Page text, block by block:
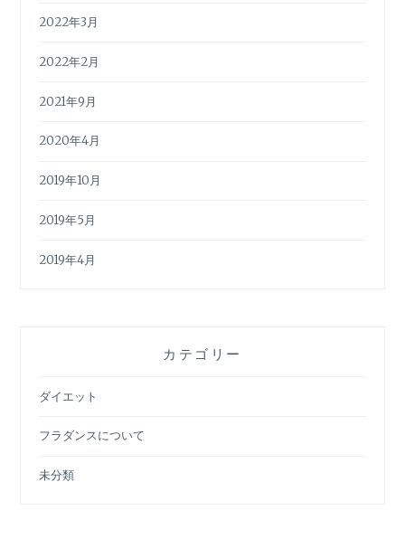
2022年3月
2022年2月
2021年9月
2020年4月
2019年10月
2019年5月
2019年4月
カテゴリー
ダイエット
フラダンスについて
未分類